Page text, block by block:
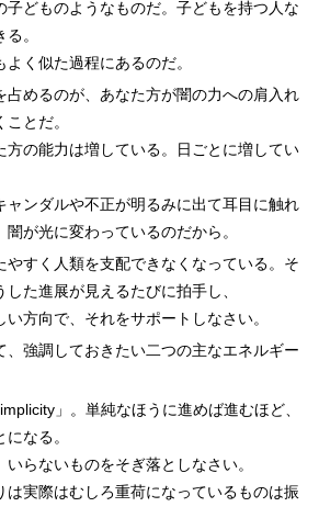
子どものようなものだ。子どもを持つ人な
。
く似た過程にあるのだ。
占めるのが、あなた方が闇の力への肩入れ
とだ。
方の能力は増している。日ごとに増してい
ャンダルや不正が明るみに出て耳目に触れ
が光に変わっているのだから。
やすく人類を支配できなくなっている。そ
た進展が見えるたびに拍手し、
方向で、それをサポートしなさい。
、強調しておきたい二つの主なエネルギー
」。単純なほうに進めば進むほど、
なる。
らないものをそぎ落としなさい。
は実際はむしろ重荷になっているものは振